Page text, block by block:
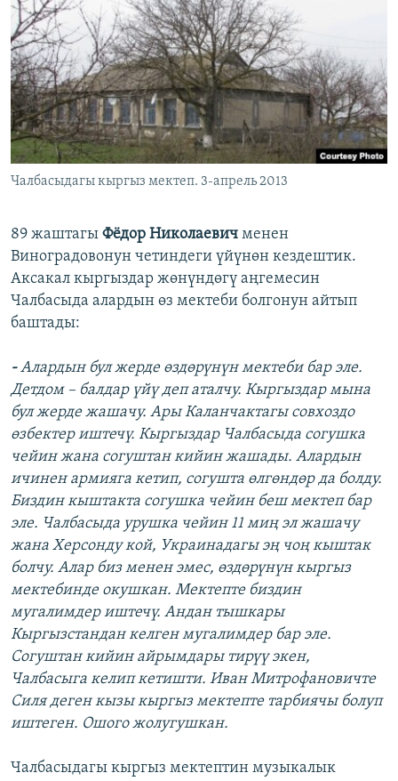
Чалбасыдагы кыргыз мектеп. 3-апрель 2013
​89 жаштагы Фёдор Николаевич менен
Виноградовонун четиндеги үйүнөн кездештик.
Аксакал кыргыздар жөнүндөгү аңгемесин
Чалбасыда алардын өз мектеби болгонун айтып
баштады:
-Алардын бул жерде өздөрүнүн мектеби бар эле.
Детдом – балдар үйү деп аталчу. Кыргыздар мына
бул жерде жашачу. Ары Каланчактагы совхоздо
өзбектер иштечү. Кыргыздар Чалбасыда согушка
чейин жана согуштан кийин жашады. Алардын
ичинен армияга кетип, согушта өлгөндөр да болду.
Биздин кыштакта согушка чейин беш мектеп бар
эле. Чалбасыда урушка чейин 11 миң эл жашачу
жана Херсонду кой, Украинадагы эң чоң кыштак
болчу. Алар биз менен эмес, өздөрүнүн кыргыз
мектебинде окушкан. Мектепте биздин
мугалимдер иштечү. Андан тышкары
Кыргызстандан келген мугалимдер бар эле.
Согуштан кийин айрымдары тирүү экен,
Чалбасыга келип кетишти. Иван Митрофановичте
Силя деген кызы кыргыз мектепте тарбиячы болуп
иштеген. Ошого жолугушкан.
Чалбасыдагы кыргыз мектептин музыкалык